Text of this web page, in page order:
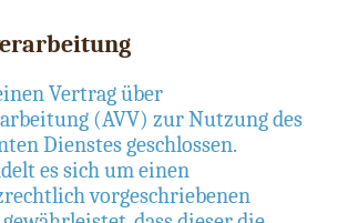
Vertrag über
(AVV) zur Nutzung des
Dienstes geschlossen.
es sich um einen
vorgeschriebenen